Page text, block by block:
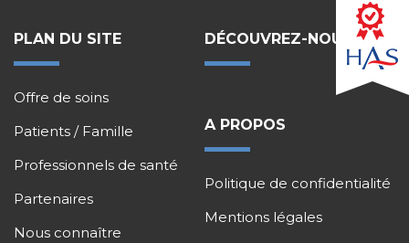
PLAN DU SITE
Offre de soins
Patients / Famille
Professionnels de santé
Partenaires
Nous connaître
DÉCOUVREZ-NOUS !
A PROPOS
Politique de confidentialité
Mentions légales